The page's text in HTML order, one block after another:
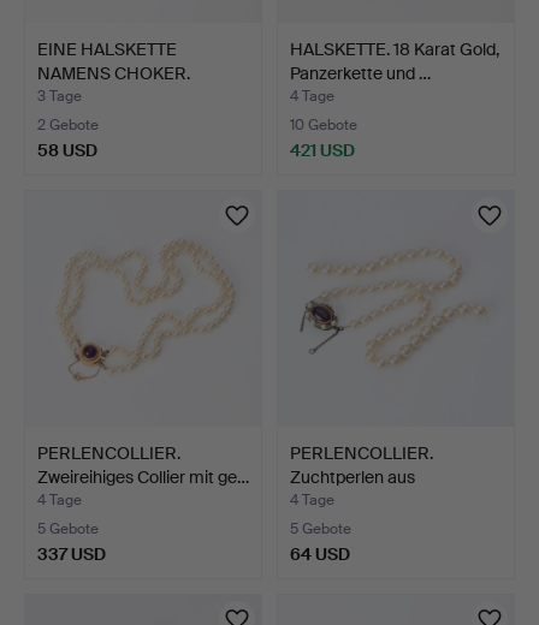
EINE HALSKETTE
NAMENS CHOKER.
Facettierter…
3 Tage
2 Gebote
58 USD
HALSKETTE. 18 Karat Gold,
Panzerkette und …
4 Tage
10 Gebote
421 USD
PERLENCOLLIER.
Zweireihiges Collier mit ge…
4 Tage
5 Gebote
337 USD
PERLENCOLLIER.
Zuchtperlen aus
Salzwasser,…
4 Tage
5 Gebote
64 USD